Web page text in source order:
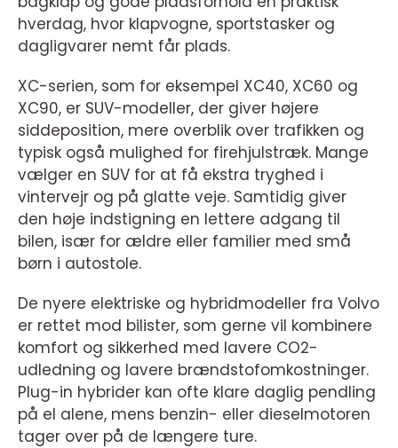
hverdag, hvor klapvogne, sportstasker og
dagligvarer nemt får plads.
XC-serien, som for eksempel XC40, XC60 og
XC90, er SUV-modeller, der giver højere
siddeposition, mere overblik over trafikken og
typisk også mulighed for firehjulstræk. Mange
vælger en SUV for at få ekstra tryghed i
vintervejr og på glatte veje. Samtidig giver
den høje indstigning en lettere adgang til
bilen, især for ældre eller familier med små
børn i autostole.
De nyere elektriske og hybridmodeller fra Volvo
er rettet mod bilister, som gerne vil kombinere
komfort og sikkerhed med lavere CO2-
udledning og lavere brændstofomkostninger.
Plug-in hybrider kan ofte klare daglig pendling
på el alene, mens benzin- eller dieselmotoren
tager over på de længere ture.